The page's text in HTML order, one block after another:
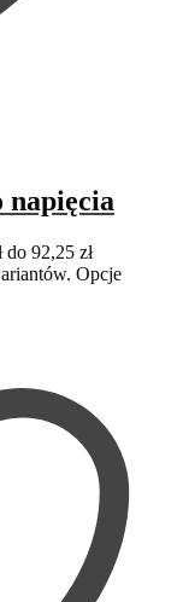
napięcia
do 92,25 zł
Opcje